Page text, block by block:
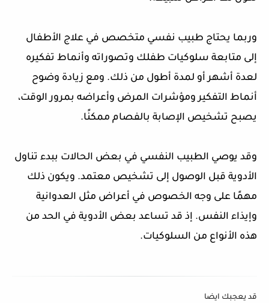
وربما يحتاج طبيب نفسي متخصص في علاج الأطفال
إلى متابعة سلوكيات طفلك وتصوراته وأنماط تفكيره
لعدة أشهر أو لمدة أطول من ذلك. ومع زيادة وضوح
أنماط التفكير ومؤشرات المرض وأعراضه بمرور الوقت،
يصبح تشخيص الإصابة بالفصام ممكنًا.
وقد يوصي الطبيب النفسي في بعض الحالات ببدء تناول
الأدوية قبل الوصول إلى تشخيص معتمد. ويكون ذلك
مهمًا على وجه الخصوص في أعراض مثل العدوانية
وإيذاء النفس. إذ قد تساعد بعض الأدوية في الحد من
هذه الأنواع من السلوكيات.
قد يعجبك ايضا